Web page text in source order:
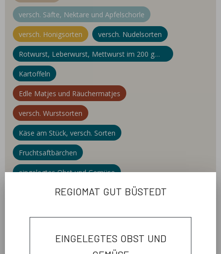
versch. Säfte, Nektare und Apfelschorle
versch. Honigsorten versch. Nudelsorten
Rotwurst, Leberwurst, Mettwurst im 200 g
Glas
Kartoffeln
Edle Matjes und Räuchermatjes
versch. Wurstsorten
Käse am Stück, versch. Sorten
Fruchtsaftbärchen
eingelegtes Obst und Gemüse
Fruchtaufstrich
welcome
regiomat gut büstedt
eingelegtes obst und